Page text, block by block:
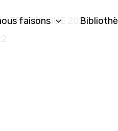
faisons
STRATÉGIQUE 2020-2024